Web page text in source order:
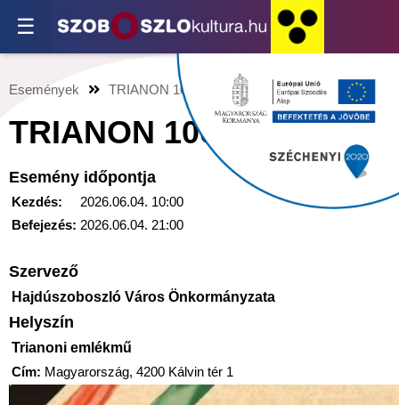
☰
Események TRIANON 106
TRIANON 106
Esemény időpontja
Kezdés:
2026.06.04. 10:00
Befejezés: 2026.06.04. 21:00
Szervező
Hajdúszoboszló Város Önkormányzata
Helyszín
Trianoni emlékmű
Cím: Magyarország, 4200 Kálvin tér 1